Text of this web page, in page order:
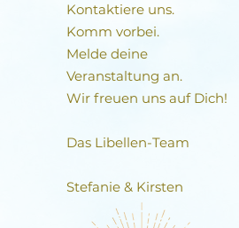
Kontaktiere uns.
Komm vorbei.
Melde deine
Veranstaltung an.
Wir freuen uns auf Dich!
Das Libellen-Team​
Stefanie & Kirsten